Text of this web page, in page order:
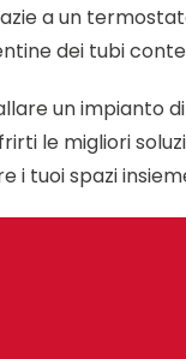
a un
dei tubi
un impianto
le migliori
i tuoi spazi